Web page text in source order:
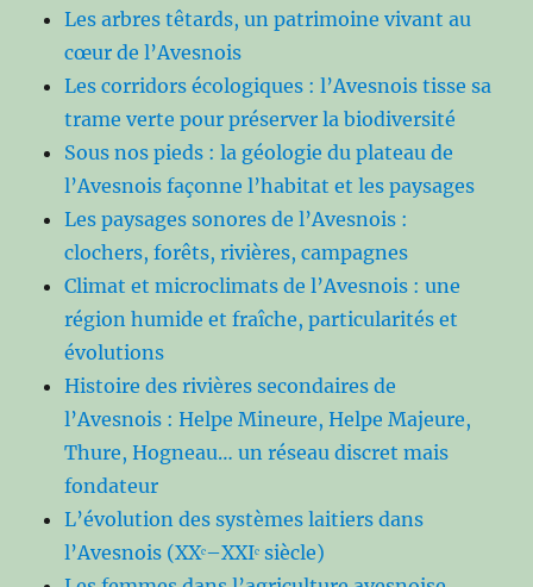
Les arbres têtards, un patrimoine vivant au
cœur de l’Avesnois
Les corridors écologiques : l’Avesnois tisse sa
trame verte pour préserver la biodiversité
Sous nos pieds : la géologie du plateau de
l’Avesnois façonne l’habitat et les paysages
Les paysages sonores de l’Avesnois :
clochers, forêts, rivières, campagnes
Climat et microclimats de l’Avesnois : une
région humide et fraîche, particularités et
évolutions
Histoire des rivières secondaires de
l’Avesnois : Helpe Mineure, Helpe Majeure,
Thure, Hogneau… un réseau discret mais
fondateur
L’évolution des systèmes laitiers dans
l’Avesnois (XXᵉ–XXIᵉ siècle)